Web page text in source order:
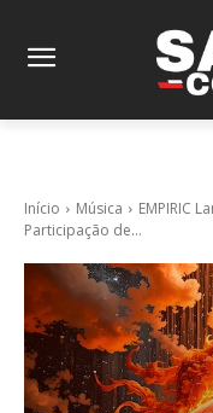
Início Música
EMPIRIC
Participação de...